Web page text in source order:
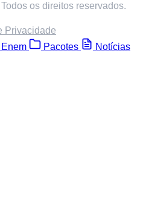
os direitos reservados.
Privacidade
Enem Pacotes Notícias